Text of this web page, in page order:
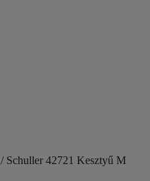
/ Schuller 42721 Kesztyű M